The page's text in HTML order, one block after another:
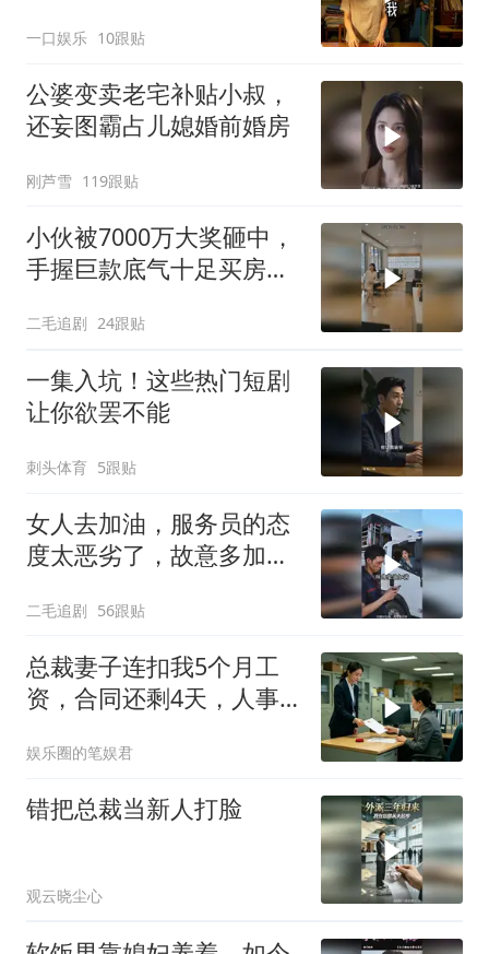
把车钥匙
一口娱乐 10跟贴
公婆变卖老宅补贴小叔，
还妄图霸占儿媳婚前婚房
刚芦雪 119跟贴
小伙被7000万大奖砸中，
手握巨款底气十足买房不
二毛追剧 24跟贴
一集入坑！这些热门短剧
让你欲罢不能
刺头体育 5跟贴
女人去加油，服务员的态
度太恶劣了，故意多加油
二毛追剧 56跟贴
总裁妻子连扣我5个月工
资，合同还剩4天，人事
娱乐圈的笔娱君
错把总裁当新人打脸
观云晓尘心